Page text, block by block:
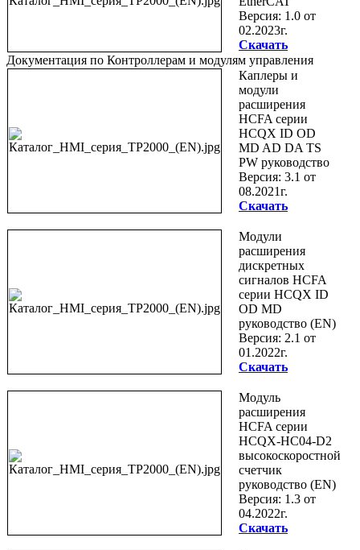
Версия: 1.0 от
02.2023г.
Скачать
Документация по Контроллерам и модулям управления
Каплеры и
модули
расширения
HCFA серии
HCQX ID OD
MD AD DA TS
PW руководство
Версия: 3.1 от
08.2021г.
Скачать
Модули
расширения
дискретных
сигналов HCFA
серии HCQX ID
OD MD
руководство (EN)
Версия: 2.1 от
01.2022г.
Скачать
Модуль
расширения
HCFA серии
HCQX-HC04-D2
высокоскоростной
счетчик
руководство (EN)
Версия: 1.3 от
04.2022г.
Скачать